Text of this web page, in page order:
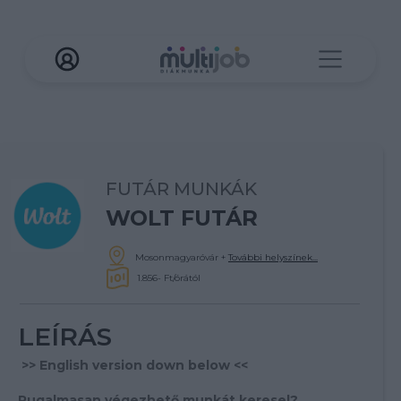
FUTÁR MUNKÁK
WOLT FUTÁR
Mosonmagyaróvár + További helyszínek...
1.856- Ft/órától
LEÍRÁS
>> English version down below <<